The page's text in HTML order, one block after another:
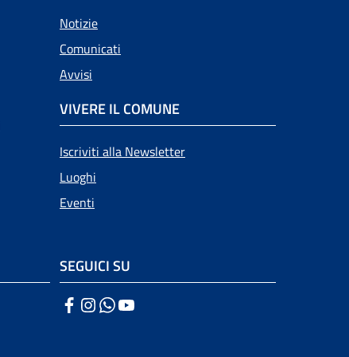
Notizie
Comunicati
Avvisi
VIVERE IL COMUNE
Iscriviti alla Newsletter
Luoghi
Eventi
SEGUICI SU
Facebook
Instagram
WhatsApp